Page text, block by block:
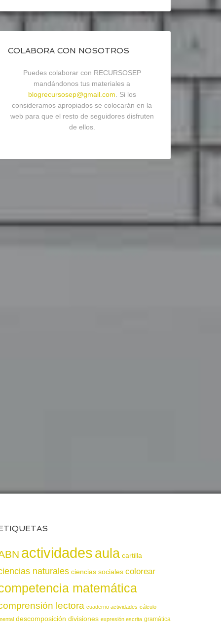
COLABORA CON NOSOTROS
Puedes colaborar con RECURSOSEP
mandándonos tus materiales a
blogrecursosep@gmail.com . Si los
consideramos apropiados se colocarán en la
web para que el resto de seguidores disfruten
de ellos.
actividadesaula cartilla
naturales ciencias sociales colorear
matemática
lectora cuaderno actividades cálculo
descomposición divisiones expresión escrita gramática